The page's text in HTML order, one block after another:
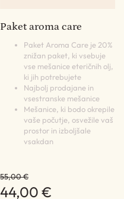
Paket aroma care
Paket Aroma Care je 20%
znižan paket, ki vsebuje
vse mešanice eteričnih olj,
ki jih potrebujete
Najbolj prodajane in
vsestranske mešanice
Mešanice, ki bodo okrepile
vaše počutje, osvežile vaš
prostor in izboljšale
vsakdan
55,00 €
44,00 €